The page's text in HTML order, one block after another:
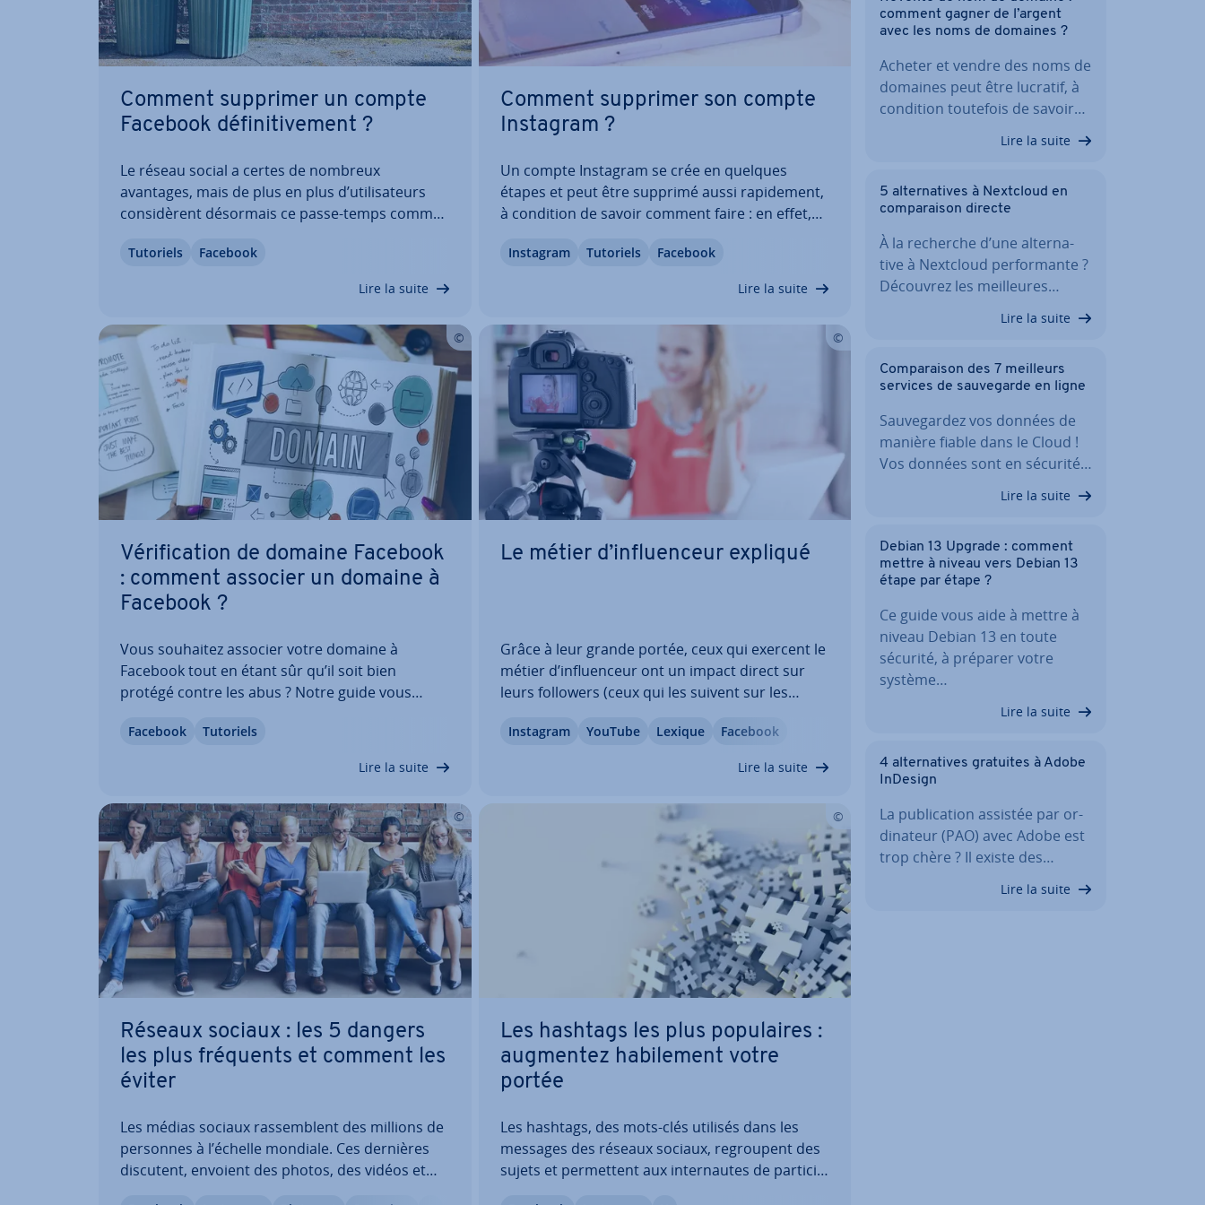
Comment supprimer un compte
Facebook dé­fi­ni­ti­ve­ment ?
Le réseau social a certes de nombreux
avantages, mais de plus en plus d’uti­li­sa­teurs
con­si­dè­rent désormais ce passe-temps comme
leurs données per­son­nelles. Quelles que soient
Tutoriels Facebook
Lire la suite
Comment supprimer son compte
Instagram ?
Un compte Instagram se crée en quelques
étapes et peut être supprimé aussi ra­pi­de­ment,
à condition de savoir comment faire : en effet,
compliqué. Découvrez comment supprimer de
Instagram Tutoriels Facebook
Lire la suite
Vé­ri­fi­ca­tion de domaine Facebook
: comment associer un domaine à
Facebook ?
Vous souhaitez associer votre domaine à
Facebook tout en étant sûr qu’il soit bien
protégé contre les abus ? Notre guide vous
domaine Facebook pour optimiser votre
Facebook Tutoriels
Lire la suite
Le métier d’in­fluen­ceur expliqué
Grâce à leur grande portée, ceux qui exercent le
métier d’in­fluen­ceur ont un impact direct sur
leurs followers (ceux qui les suivent sur les
com­por­te­ments et modifier leurs habitudes de
Instagram YouTube Lexique Facebook
Lire la suite
Réseaux sociaux : les 5 dangers
les plus fréquents et comment les
éviter
Les médias sociaux ras­semblent des millions de
personnes à l’échelle mondiale. Ces dernières
discutent, envoient des photos, des vidéos et
Les hashtags les plus po­pu­laires :
augmentez ha­bi­le­ment votre
portée
Les hashtags, des mots-clés utilisés dans les
messages des réseaux sociaux, re­grou­pent des
sujets et per­met­tent aux in­ter­nautes de par­ti­ci­
comment gagner de l’argent
avec les noms de domaines ?
Acheter et vendre des noms de
domaines peut être lucratif, à
condition toutefois de savoir…
Lire la suite
5 al­ter­na­tives à Nextcloud en
com­pa­rai­son directe
À la recherche d’une al­ter­na­
tive à Nextcloud per­for­mante ?
Découvrez les meil­leures…
Lire la suite
Com­pa­rai­son des 7 meilleurs
services de sau­ve­garde en ligne
Sau­ve­gar­dez vos données de
manière fiable dans le Cloud !
Vos données sont en sécurité…
Lire la suite
Debian 13 Upgrade : comment
mettre à niveau vers Debian 13
étape par étape ?
Ce guide vous aide à mettre à
niveau Debian 13 en toute
sécurité, à préparer votre
système…
Lire la suite
4 al­ter­na­tives gratuites à Adobe
InDesign
La pu­bli­ca­tion assistée par or­
di­na­teur (PAO) avec Adobe est
trop chère ? Il existe des…
Lire la suite